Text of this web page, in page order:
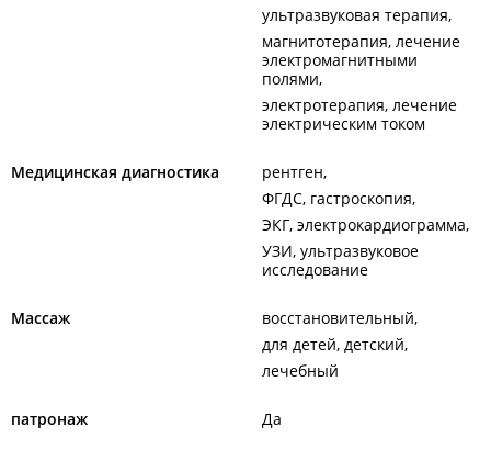
ультразвуковая терапия
магнитотерапия, лечение
электромагнитными
полями
электротерапия, лечение
электрическим током
Медицинская диагностика
рентген
ФГДС, гастроскопия
ЭКГ, электрокардиограмма
УЗИ, ультразвуковое
исследование
Массаж
восстановительный
для детей, детский
лечебный
патронаж Да